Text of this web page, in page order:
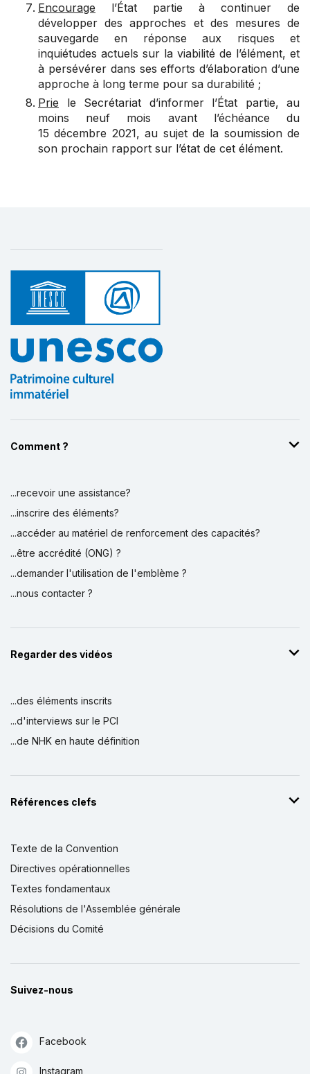
Encourage l’État partie à continuer de
développer des approches et des mesures de
sauvegarde en réponse aux risques et
inquiétudes actuels sur la viabilité de l’élément, et
à persévérer dans ses efforts d’élaboration d’une
approche à long terme pour sa durabilité ;
Prie le Secrétariat d’informer l’État partie, au
moins neuf mois avant l’échéance du
15 décembre 2021, au sujet de la soumission de
son prochain rapport sur l’état de cet élément.
Comment ?
...recevoir une assistance?
...inscrire des éléments?
...accéder au matériel de renforcement des capacités?
...être accrédité (ONG) ?
...demander l'utilisation de l'emblème ?
...nous contacter ?
Regarder des vidéos
...des éléments inscrits
...d'interviews sur le PCI
...de NHK en haute définition
Références clefs
Texte de la Convention
Directives opérationnelles
Textes fondamentaux
Résolutions de l'Assemblée générale
Décisions du Comité
Suivez-nous
Facebook
Instagram